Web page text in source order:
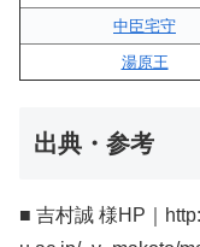
中臣宅守
湯原王
出典・参考
■ 吉村誠 様HP｜